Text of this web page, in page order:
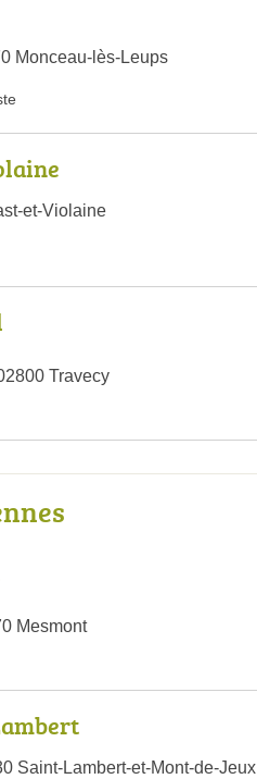
Monceau-lès-Leups
et-Violaine
Travecy
Mesmont
Saint-Lambert-et-Mont-de-Jeux